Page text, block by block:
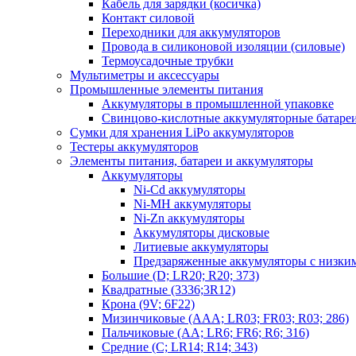
Кабель для зарядки (косичка)
Контакт силовой
Переходники для аккумуляторов
Провода в силиконовой изоляции (силовые)
Термоусадочные трубки
Мультиметры и аксессуары
Промышленные элементы питания
Аккумуляторы в промышленной упаковке
Свинцово-кислотные аккумуляторные
Сумки для хранения LiPo аккумуляторов
Тестеры аккумуляторов
Элементы питания, батареи и аккумуляторы
Аккумуляторы
Ni-Cd аккумуляторы
Ni-MH аккумуляторы
Ni-Zn аккумуляторы
Аккумуляторы дисковые
Литиевые аккумуляторы
Предзаряженные аккумуляторы с
Большие (D; LR20; R20; 373)
Квадратные (3336;3R12)
Крона (9V; 6F22)
Мизинчиковые (AAA; LR03; FR03; R03; 286)
Пальчиковые (AA; LR6; FR6; R6; 316)
Средние (C; LR14; R14; 343)